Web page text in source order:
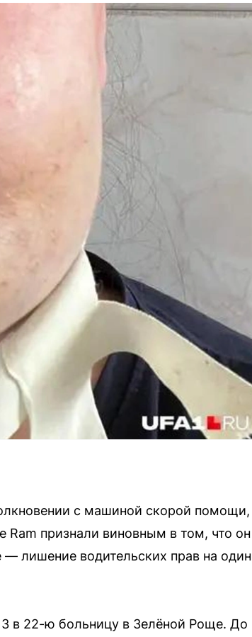
с машиной скорой помощи,
Ram признали виновным в том, что он
лишение водительских прав на один
в 22-ю больницу в Зелёной Роще. До